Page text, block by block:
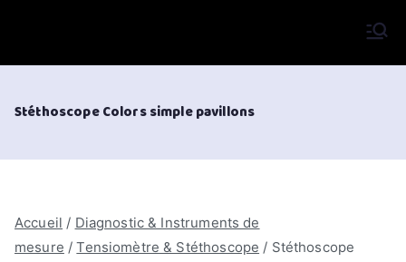
Stéthoscope Colors simple pavillons
Accueil / Diagnostic & Instruments de
mesure /Tensiomètre & Stéthoscope / Stéthoscope